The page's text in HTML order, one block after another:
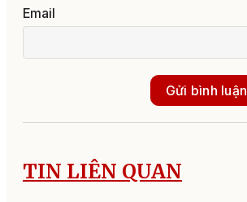
Email
Gửi bình luận
TIN LIÊN QUAN